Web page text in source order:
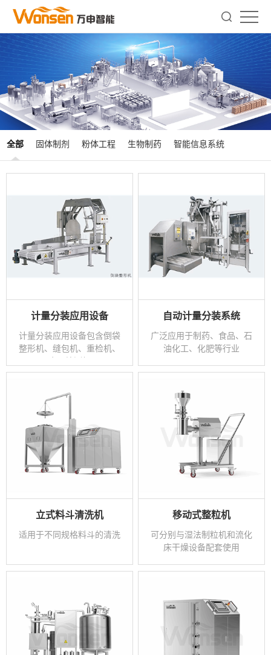
全部 固体制剂 粉体工程 生物制药 智能信息系统
计量分装应用设备
计量分装应用设备包含倒袋
整形机、缝包机、重检机、
自动计量分装系统
广泛应用于制药、食品、石
油化工、化肥等行业
立式料斗清洗机
适用于不同规格料斗的清洗
移动式整粒机
可分别与湿法制粒机和流化
床干燥设备配套使用